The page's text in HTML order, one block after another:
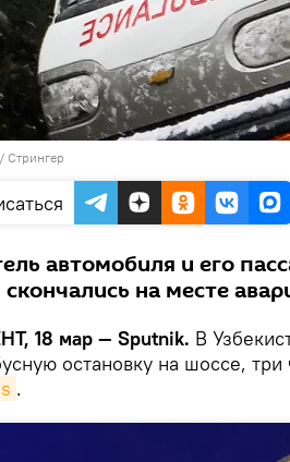
Стрингер
автомобиля и его
на месте
18 мар — Sputnik. В
остановку на шоссе,
.